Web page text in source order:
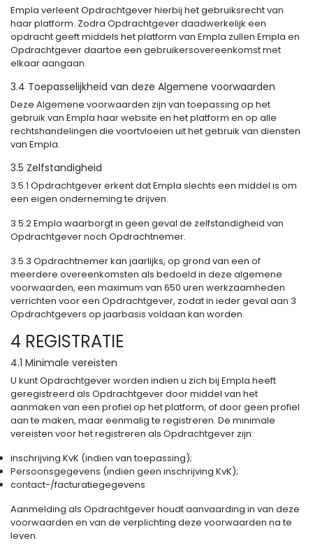
Empla verleent Opdrachtgever hierbij het gebruiksrecht van
haar platform. Zodra Opdrachtgever daadwerkelijk een
opdracht geeft middels het platform van Empla zullen Empla en
Opdrachtgever daartoe een gebruikersovereenkomst met
elkaar aangaan.
3.4 Toepasselijkheid van deze Algemene voorwaarden
Deze Algemene voorwaarden zijn van toepassing op het
gebruik van Empla haar website en het platform en op alle
rechtshandelingen die voortvloeien uit het gebruik van diensten
van Empla.
3.5 Zelfstandigheid
3.5.1 Opdrachtgever erkent dat Empla slechts een middel is om
een eigen onderneming te drijven.
3.5.2 Empla waarborgt in geen geval de zelfstandigheid van
Opdrachtgever noch Opdrachtnemer.
3.5.3 Opdrachtnemer kan jaarlijks, op grond van een of
meerdere overeenkomsten als bedoeld in deze algemene
voorwaarden, een maximum van 650 uren werkzaamheden
verrichten voor een Opdrachtgever, zodat in ieder geval aan 3
Opdrachtgevers op jaarbasis voldaan kan worden.
4 REGISTRATIE
4.1 Minimale vereisten
U kunt Opdrachtgever worden indien u zich bij Empla heeft
geregistreerd als Opdrachtgever door middel van het
aanmaken van een profiel op het platform, of door geen profiel
aan te maken, maar eenmalig te registreren. De minimale
vereisten voor het registreren als Opdrachtgever zijn:
inschrijving KvK (indien van toepassing);
Persoonsgegevens (indien geen inschrijving KvK);
contact-/facturatiegegevens
Aanmelding als Opdrachtgever houdt aanvaarding in van deze
voorwaarden en van de verplichting deze voorwaarden na te
leven.